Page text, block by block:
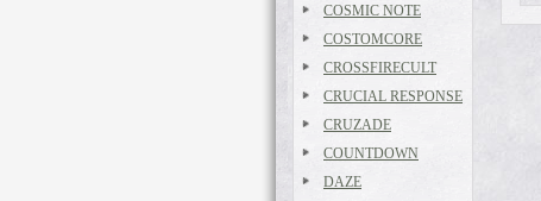
COSMIC NOTE
COSTOMCORE
CROSSFIRECULT
CRUCIAL RESPONSE
CRUZADE
COUNTDOWN
DAZE